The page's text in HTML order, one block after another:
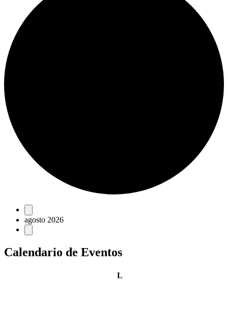
Eventos
agosto 2026
Calendario de Eventos
Llunes